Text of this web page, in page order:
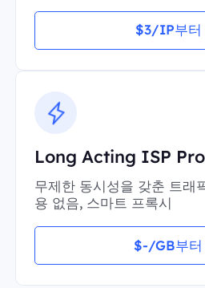
$3/IP부터
Long Acting ISP
무제한 동시성을 갖춘 트래
용 없음, 스마트 프록시
$-/GB부터